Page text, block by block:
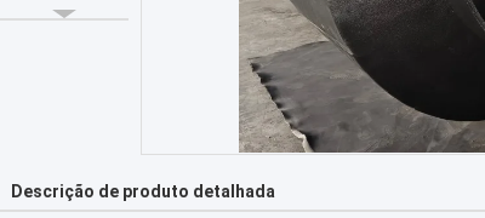
Descrição de produto detalhada